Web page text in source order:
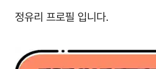
정유리 프로필 입니다.